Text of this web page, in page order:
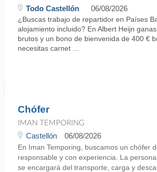
Todo Castellón 06/08/2026
¿Buscas trabajo de repartidor en Países
alojamiento incluido? En Albert Heijn
brutos y un bono de bienvenida de 400 €
necesitas carnet ...
Chófer
IMAN TEMPORING
Castellón 06/08/2026
En Iman Temporing, buscamos un chófer
responsable y con experiencia. La
se encargará del transporte, carga y